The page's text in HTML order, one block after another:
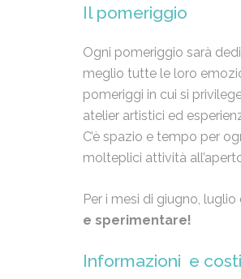
Il pomeriggio
Ogni pomeriggio sarà
meglio tutte le loro
pomeriggi in cui si
atelier artistici ed
C’è spazio e tempo per
molteplici attività
Per i mesi di giugno,
e sperimentare!
Informazioni e costi